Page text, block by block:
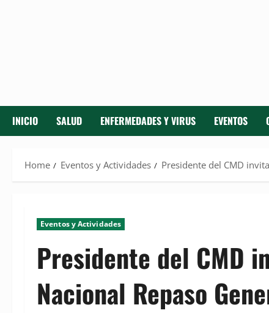
INICIO SALUD ENFERMEDADES Y VIRUS EVENTOS
Home Eventos y Actividades Presidente del CMD
Eventos y Actividades
Presidente del CMD
Nacional Repaso